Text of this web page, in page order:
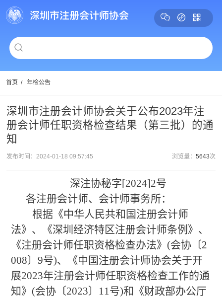
首页 / 年检公告
深圳市注册会计师协会关于公布2023年注
册会计师任职资格检查结果（第三批）的通
知
发布时间：2024-01-18 09:57:45 浏览量： 5643次
深注协秘字[2024]2号
各注册会计师、会计师事务所：
根据《中华人民共和国注册会计师
法》、《深圳经济特区注册会计师条例》、
《注册会计师任职资格检查办法》 (会协〔2
008〕9号)、《中国注册会计师协会关于开
展2023年注册会计师任职资格检查工作的通
知》(会协〔2023〕11号)和《财政部办公厅